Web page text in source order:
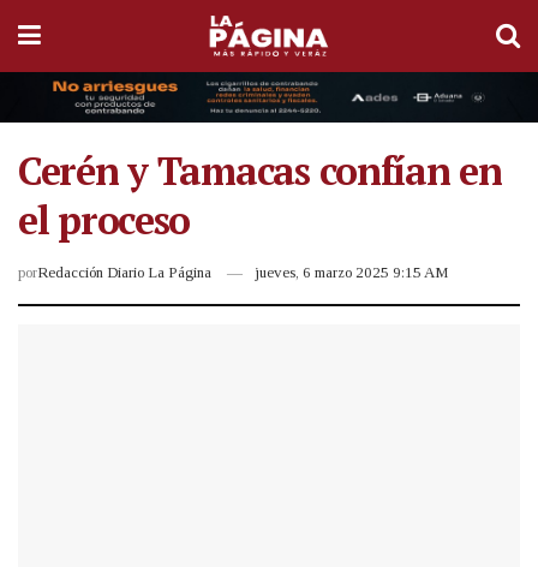
Cerén y Tamacas confían en
el proceso
porRedacción Diario La Página jueves, 6 marzo 2025 9:15 AM